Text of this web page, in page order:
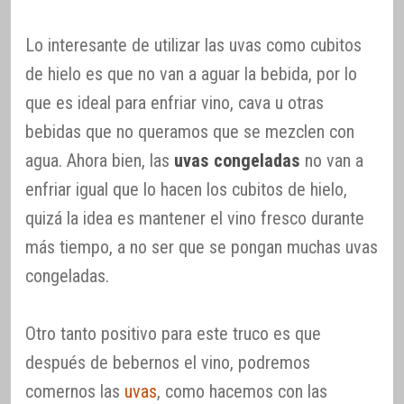
Lo interesante de utilizar las uvas como cubitos
de hielo es que no van a aguar la bebida, por lo
que es ideal para enfriar vino, cava u otras
bebidas que no queramos que se mezclen con
agua. Ahora bien, las uvas congeladas no van a
enfriar igual que lo hacen los cubitos de hielo,
quizá la idea es mantener el vino fresco durante
más tiempo, a no ser que se pongan muchas uvas
congeladas.
Otro tanto positivo para este truco es que
después de bebernos el vino, podremos
comernos las uvas, como hacemos con las